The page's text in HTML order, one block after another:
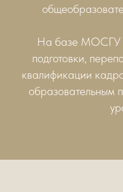
На базе МОСГУ
подготовки,
квалификации
образовательным